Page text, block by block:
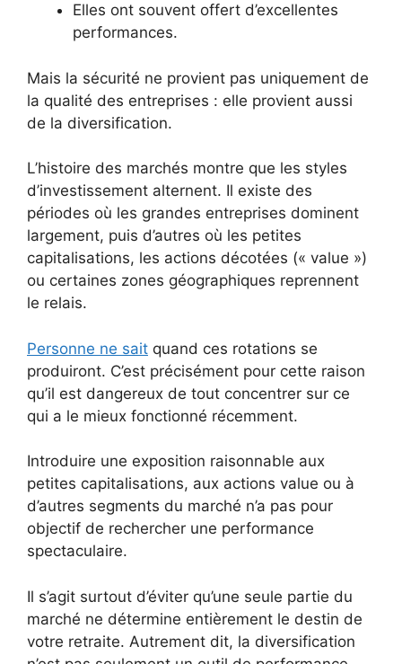
Elles ont souvent offert d’excellentes
performances.
Mais la sécurité ne provient pas uniquement de
la qualité des entreprises : elle provient aussi
de la diversification.
L’histoire des marchés montre que les styles
d’investissement alternent. Il existe des
périodes où les grandes entreprises dominent
largement, puis d’autres où les petites
capitalisations, les actions décotées (« value »)
ou certaines zones géographiques reprennent
le relais.
Personne ne sait quand ces rotations se
produiront. C’est précisément pour cette raison
qu’il est dangereux de tout concentrer sur ce
qui a le mieux fonctionné récemment.
Introduire une exposition raisonnable aux
petites capitalisations, aux actions value ou à
d’autres segments du marché n’a pas pour
objectif de rechercher une performance
spectaculaire.
Il s’agit surtout d’éviter qu’une seule partie du
marché ne détermine entièrement le destin de
votre retraite. Autrement dit, la diversification